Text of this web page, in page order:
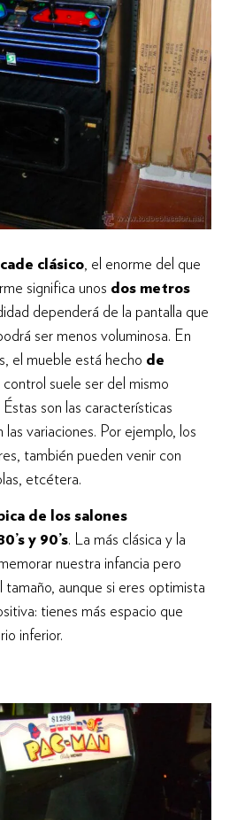
clásico, el enorme del que
significa unos dos metros
dependerá de la pantalla que
ser menos voluminosa. En
el mueble está hecho de
suele ser del mismo
son las características
variaciones. Por ejemplo, los
también pueden venir con
etcétera.
de los salones
y 90’s. La más clásica y la
nuestra infancia pero
aunque si eres optimista
tienes más espacio que
inferior.